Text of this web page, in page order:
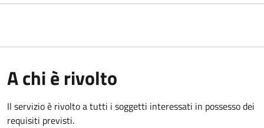
A chi è rivolto
Il servizio è rivolto a tutti i soggetti interessati in possesso dei
requisiti previsti.